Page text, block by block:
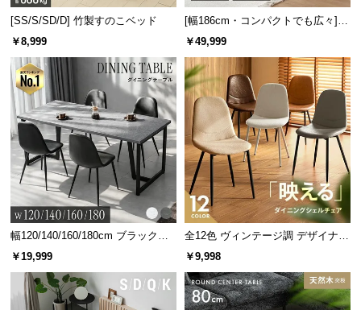
[SS/S/SD/D] 竹製すのこベッド
￥8,999
[幅186cm・コンパクトでも広々] 3
人掛けソファベッド リクライニン
グ 天然木フレーム 北欧
￥49,999
幅120/140/160/180cm ブラックフ
レーム ダイニング 大理石調 4人掛
￥19,999
全12色 ヴィンテージ調 デザイナー
ズシェルチェア
￥9,998